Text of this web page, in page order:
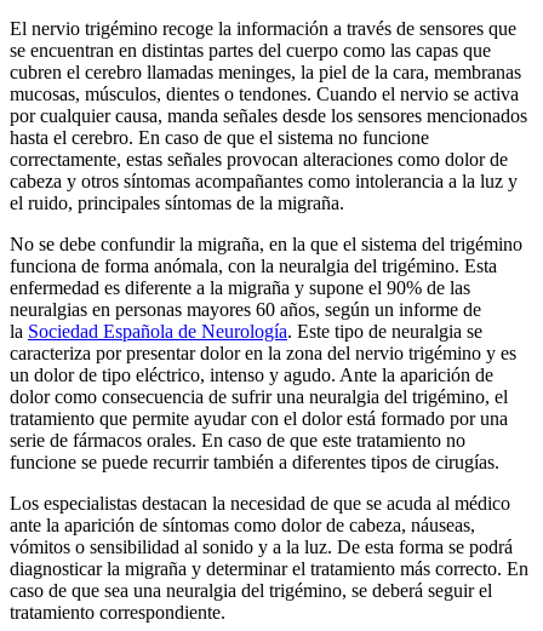
El nervio trigémino recoge la información a través de sensores que
se encuentran en distintas partes del cuerpo como las capas que
cubren el cerebro llamadas meninges, la piel de la cara, membranas
mucosas, músculos, dientes o tendones. Cuando el nervio se activa
por cualquier causa, manda señales desde los sensores mencionados
hasta el cerebro. En caso de que el sistema no funcione
correctamente, estas señales provocan alteraciones como dolor de
cabeza y otros síntomas acompañantes como intolerancia a la luz y
el ruido, principales síntomas de la migraña.
No se debe confundir la migraña, en la que el sistema del trigémino
funciona de forma anómala, con la neuralgia del trigémino. Esta
enfermedad es diferente a la migraña y supone el 90% de las
neuralgias en personas mayores 60 años, según un informe de
la Sociedad Española de Neurología. Este tipo de neuralgia se
caracteriza por presentar dolor en la zona del nervio trigémino y es
un dolor de tipo eléctrico, intenso y agudo. Ante la aparición de
dolor como consecuencia de sufrir una neuralgia del trigémino, el
tratamiento que permite ayudar con el dolor está formado por una
serie de fármacos orales. En caso de que este tratamiento no
funcione se puede recurrir también a diferentes tipos de cirugías.
Los especialistas destacan la necesidad de que se acuda al médico
ante la aparición de síntomas como dolor de cabeza, náuseas,
vómitos o sensibilidad al sonido y a la luz. De esta forma se podrá
diagnosticar la migraña y determinar el tratamiento más correcto. En
caso de que sea una neuralgia del trigémino, se deberá seguir el
tratamiento correspondiente.